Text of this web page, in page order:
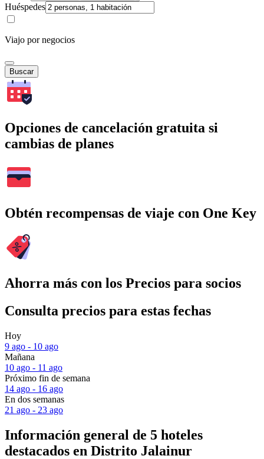
Huéspedes
Viajo por negocios
Buscar
Opciones de cancelación gratuita si
cambias de planes
Obtén recompensas de viaje con One Key
Ahorra más con los Precios para socios
Consulta precios para estas fechas
Hoy
9 ago - 10 ago
Mañana
10 ago - 11 ago
Próximo fin de semana
14 ago - 16 ago
En dos semanas
21 ago - 23 ago
Información general de 5 hoteles
destacados en Distrito Jalainur